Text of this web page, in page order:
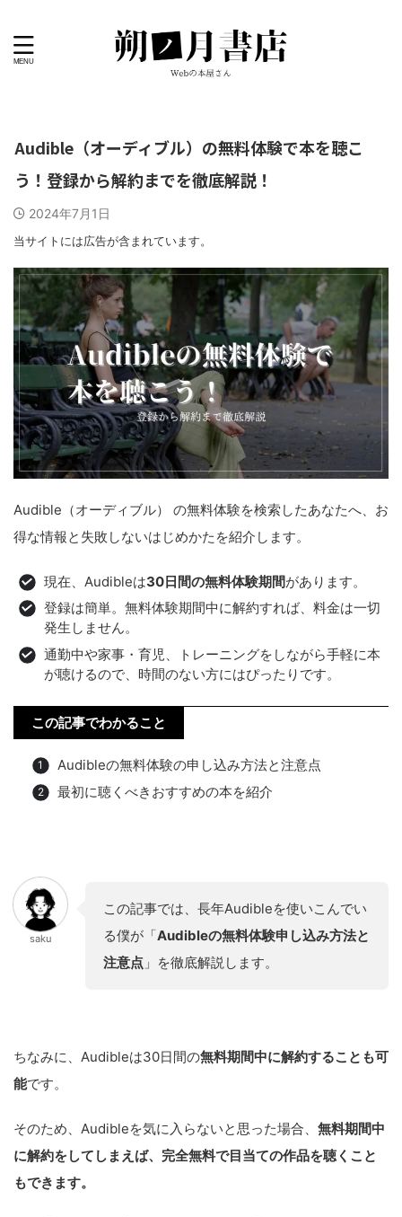
Audible（オーディブル）の無料体験で本を聴こ
う！登録から解約までを徹底解説！
2024年7月1日
当サイトには広告が含まれています。
Audible（オーディブル） の無料体験を検索したあなたへ、お
得な情報と失敗しないはじめかたを紹介します。
現在、Audibleは30日間の無料体験期間があります。
登録は簡単。無料体験期間中に解約すれば、料金は一切
発生しません。
通勤中や家事・育児、トレーニングをしながら手軽に本
が聴けるので、時間のない方にはぴったりです。
この記事でわかること
Audibleの無料体験の申し込み方法と注意点
最初に聴くべきおすすめの本を紹介
saku
この記事では、長年Audibleを使いこんでい
る僕が「Audibleの無料体験申し込み方法と
注意点 」を徹底解説します。
ちなみに、Audibleは30日間の無料期間中に解約することも可
能です。
そのため、Audibleを気に入らないと思った場合、 無料期間中
に解約をしてしまえば、完全無料で目当ての作品を聴くこと
もできます。